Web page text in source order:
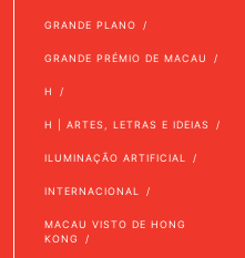
GRANDE PLANO
GRANDE PRÉMIO DE MACAU
H
H | ARTES, LETRAS E IDEIAS
ILUMINAÇÃO ARTIFICIAL
INTERNACIONAL
MACAU VISTO DE HONG
KONG